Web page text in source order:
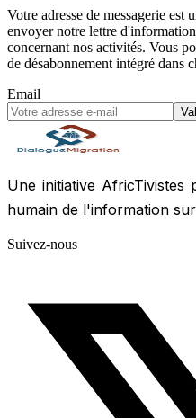
Votre adresse de messagerie est
envoyer notre lettre
concernant nos activités. Vous
de désabonnement intégré dans
Email
Une initiative
humain de l'information
Suivez-nous